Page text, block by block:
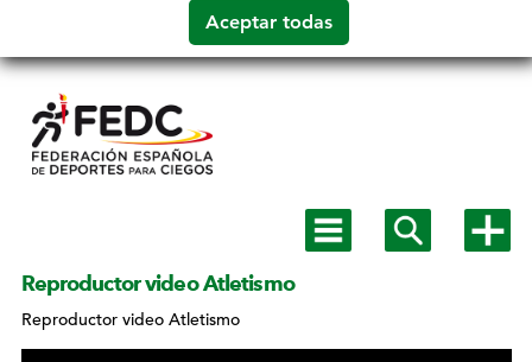
Salto a
Mostrar
menú
Mostrar
buscadormás
Reproductor video Atletismo
Reproductor video Atletismo